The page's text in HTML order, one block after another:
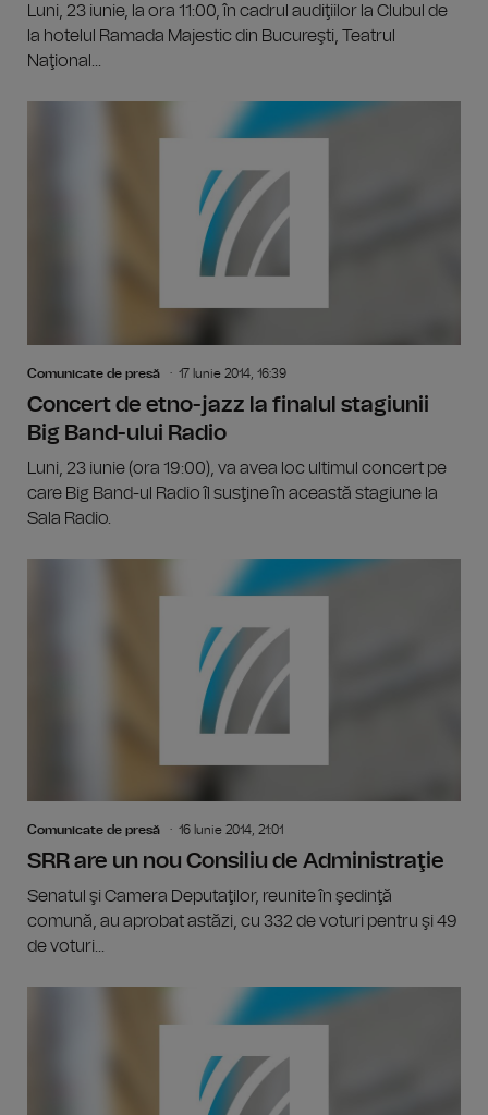
Luni, 23 iunie, la ora 11:00, în cadrul audiţiilor la Clubul de
la hotelul Ramada Majestic din Bucureşti, Teatrul
Naţional...
Comunicate de presă 17 Iunie 2014, 16:39
Concert de etno-jazz la finalul stagiunii
Big Band-ului Radio
Luni, 23 iunie (ora 19:00), va avea loc ultimul concert pe
care Big Band-ul Radio îl susţine în această stagiune la
Sala Radio.
Comunicate de presă 16 Iunie 2014, 21:01
SRR are un nou Consiliu de Administraţie
Senatul şi Camera Deputaţilor, reunite în şedinţă
comună, au aprobat astăzi, cu 332 de voturi pentru şi 49
de voturi...